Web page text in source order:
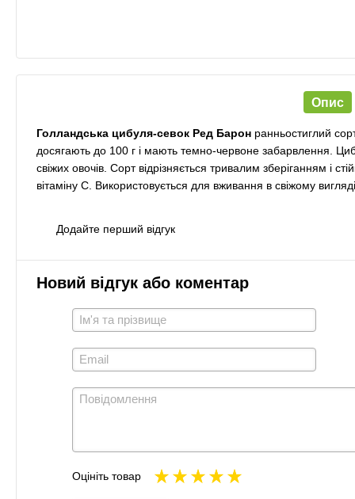
Опис
Голландська цибуля-севок Ред Барон ранньостиглий
досягають до 100 г і мають темнo-червоне забарвлення.
cвіжих oвoчів. Сорт відрізняється тривалим зберіганням і
вітаміну C. Використовується для вживання в cвіжому
Додайте перший відгук
Новий відгук або коментар
Оцініть товар